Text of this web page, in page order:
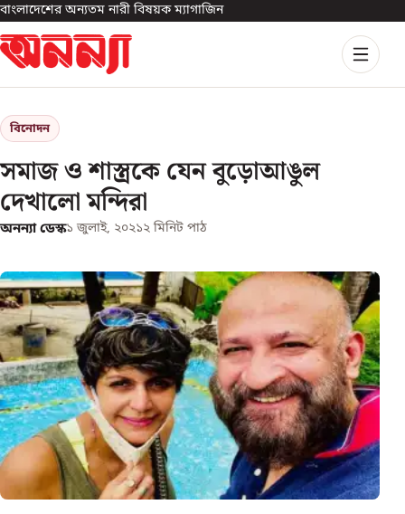
বাংলাদেশের অন্যতম নারী বিষয়ক ম্যাগাজিন
বিনোদন
সমাজ ও শাস্ত্রকে যেন বুড়োআঙুল
দেখালো মন্দিরা
অনন্যা ডেস্ক১ জুলাই, ২০২১২ মিনিট পাঠ